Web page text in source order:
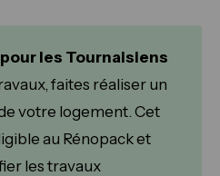
les Tournaisiens
faites réaliser un
votre logement. Cet
au Rénopack et
les travaux